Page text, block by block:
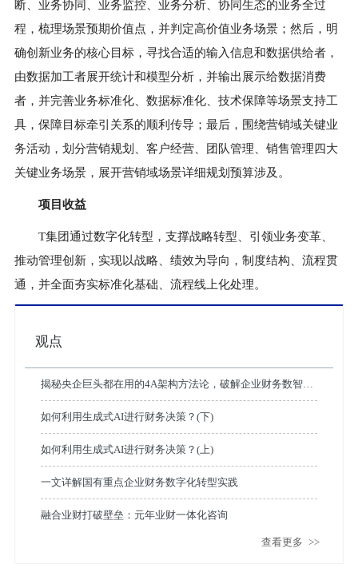
断、业务协同、业务监控、业务分析、协同生态的业务全过
程，梳理场景预期价值点，并判定高价值业务场景；然后，明
确创新业务的核心目标，寻找合适的输入信息和数据供给者，
由数据加工者展开统计和模型分析，并输出展示给数据消费
者，并完善业务标准化、数据标准化、技术保障等场景支持工
具，保障目标牵引关系的顺利传导；最后，围绕营销域关键业
务活动，划分营销规划、客户经营、团队管理、销售管理四大
关键业务场景，展开营销域场景详细规划预算涉及。
项目收益
T集团通过数字化转型，支撑战略转型、引领业务变革、
推动管理创新，实现以战略、绩效为导向，制度结构、流程贯
通，并全面夯实标准化基础、流程线上化处理。
观点
揭秘央企巨头都在用的4A架构方法论，破解企业财务数智化
转型困局
如何利用生成式AI进行财务决策？(下)
如何利用生成式AI进行财务决策？(上)
一文详解国有重点企业财务数字化转型实践
融合业财打破壁垒：元年业财一体化咨询
查看更多 >>